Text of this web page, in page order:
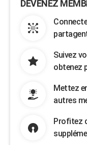
DEVENEZ
Suivez
obtenez
Mettez
autres
Profitez